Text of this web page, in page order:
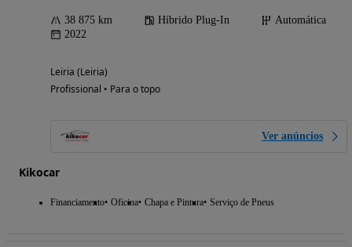
38 875 km Híbrido Plug-In
Automática
2022
Leiria (Leiria)
Profissional • Para o topo
Ver anúncios
Kikocar
Financiamento Oficina Chapa e Pintura Serviço de Pneus